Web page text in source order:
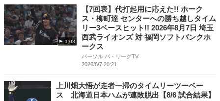
1:08
【7回表】代打起用に応えた!! ホーク
ス・柳町達 センターへの勝ち越しタイム
リー3ベースヒット!! 2026年8月7日 埼玉
西武ライオンズ 対 福岡ソフトバンクホ
ークス
パーソル パ・リーグTV
2026/8/7 20:21
上川畑大悟が走者一掃のタイムリーツーベー
ス 北海道日本ハムが連敗脱出【8/6 試合結果】